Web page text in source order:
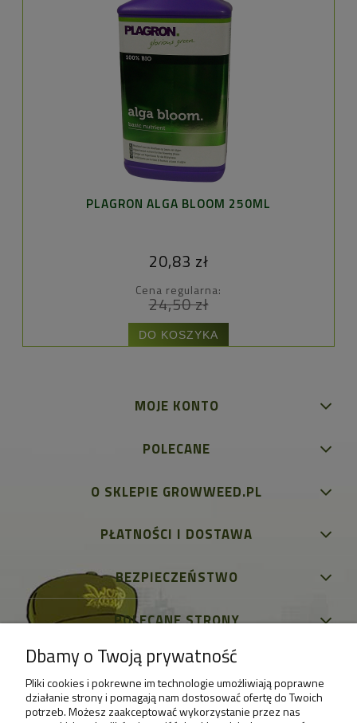
PLAGRON ALGA BLOOM 250ML
20,83 zł
Cena regularna:
24,50 zł
DO KOSZYKA
MOJE KONTO
POLECANE
O SKLEPIE GROWWEED.PL
PŁATNOŚCI I DOSTAWA
BEZPIECZEŃSTWO
POLECANE STRONY
Dbamy o Twoją prywatność
Pliki cookies i pokrewne im technologie umożliwiają poprawne
działanie strony i pomagają nam dostosować ofertę do Twoich
potrzeb. Możesz zaakceptować wykorzystanie przez nas